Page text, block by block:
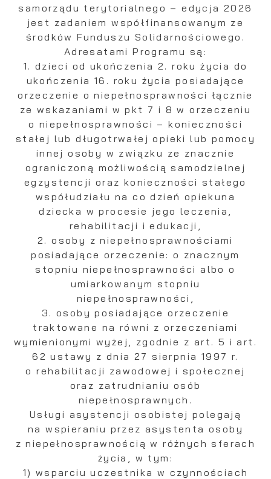
samorządu terytorialnego – edycja 2026
jest zadaniem współfinansowanym ze
środków Funduszu Solidarnościowego.
Adresatami Programu są:
1. dzieci od ukończenia 2. roku życia do
ukończenia 16. roku życia posiadające
orzeczenie o niepełnosprawności łącznie
ze wskazaniami w pkt 7 i 8 w orzeczeniu
o niepełnosprawności – konieczności
stałej lub długotrwałej opieki lub pomocy
innej osoby w związku ze znacznie
ograniczoną możliwością samodzielnej
egzystencji oraz konieczności stałego
współudziału na co dzień opiekuna
dziecka w procesie jego leczenia,
rehabilitacji i edukacji,
2. osoby z niepełnosprawnościami
posiadające orzeczenie: o znacznym
stopniu niepełnosprawności albo o
umiarkowanym stopniu
niepełnosprawności,
3. osoby posiadające orzeczenie
traktowane na równi z orzeczeniami
wymienionymi wyżej, zgodnie z art. 5 i art.
62 ustawy z dnia 27 sierpnia 1997 r.
o rehabilitacji zawodowej i społecznej
oraz zatrudnianiu osób
niepełnosprawnych.
Usługi asystencji osobistej polegają
na wspieraniu przez asystenta osoby
z niepełnosprawnością w różnych sferach
życia, w tym:
1) wsparciu uczestnika w czynnościach